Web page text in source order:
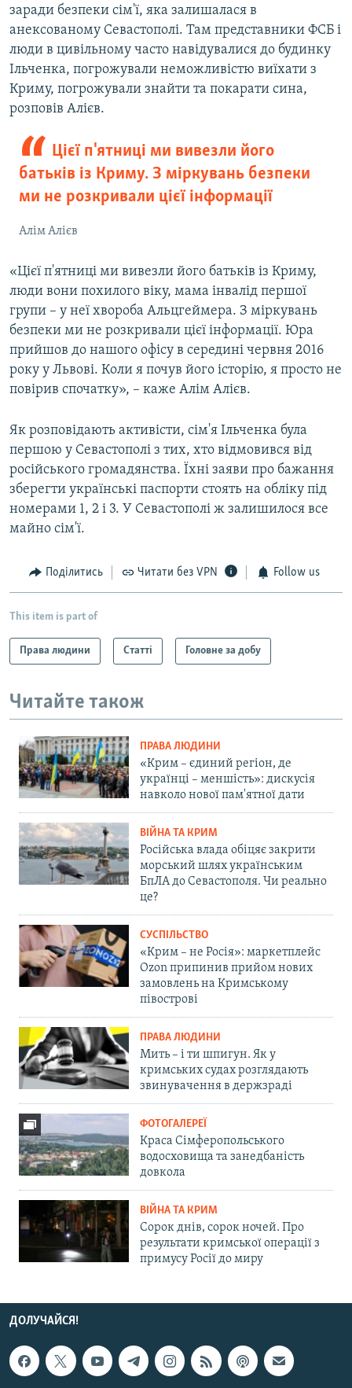
заради безпеки сім'ї, яка залишалася в
анексованому Севастополі. Там представники ФСБ і
люди в цивільному часто навідувалися до будинку
Ільченка, погрожували неможливістю виїхати з
Криму, погрожували знайти та покарати сина,
розповів Алієв.
Цієї п'ятниці ми вивезли його
батьків із Криму. З міркувань безпеки
ми не розкривали цієї інформації
Алім Алієв
«Цієї п'ятниці ми вивезли його батьків із Криму,
люди вони похилого віку, мама інвалід першої
групи – у неї хвороба Альцгеймера. З міркувань
безпеки ми не розкривали цієї інформації. Юра
прийшов до нашого офісу в середині червня 2016
року у Львові. Коли я почув його історію, я просто не
повірив спочатку», – каже Алім Алієв.
Як розповідають активісти, сім'я Ільченка була
першою у Севастополі з тих, хто відмовився від
російського громадянства. Їхні заяви про бажання
зберегти українські паспорти стоять на обліку під
номерами 1, 2 і 3. У Севастополі ж залишилося все
майно сім'ї.
Поділитись Читати без VPN Follow us
This item is part of
Права людини Статті Головне за добу
Читайте також
ПРАВА ЛЮДИНИ
«Крим – єдиний регіон, де
українці – меншість»: дискусія
навколо нової пам'ятної дати
ВІЙНА ТА КРИМ
Російська влада обіцяє закрити
морський шлях українським
БпЛА до Севастополя. Чи реально
це?
СУСПІЛЬСТВО
«Крим – не Росія»: маркетплейс
Ozon припинив прийом нових
замовлень на Кримському
півострові
ПРАВА ЛЮДИНИ
Мить – і ти шпигун. Як у
кримських судах розглядають
звинувачення в держзраді
ФОТОГАЛЕРЕЇ
Краса Сімферопольського
водосховища та занедбаність
довкола
ВІЙНА ТА КРИМ
Сорок днів, сорок ночей. Про
результати кримської операції з
примусу Росії до миру
ДОЛУЧАЙСЯ!